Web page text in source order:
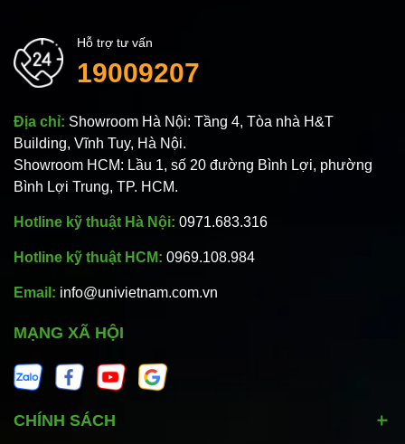
Hỗ trợ tư vấn
19009207
Địa chỉ: Showroom Hà Nội: Tầng 4, Tòa nhà H&T
Building, Vĩnh Tuy, Hà Nội.
Showroom HCM: Lầu 1, số 20 đường Bình Lợi, phường
Bình Lợi Trung, TP. HCM.
Hotline kỹ thuật Hà Nội: 0971.683.316
Hotline kỹ thuật HCM: 0969.108.984
Email: info@univietnam.com.vn
MẠNG XÃ HỘI
CHÍNH SÁCH